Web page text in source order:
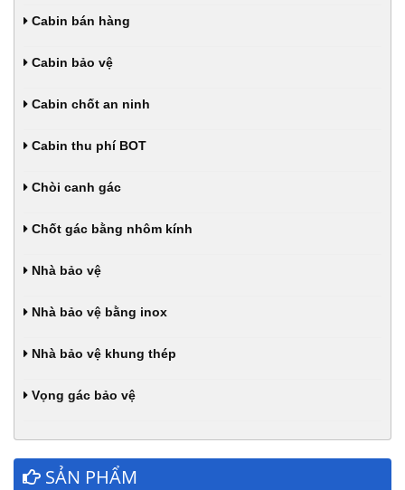
Cabin bán hàng
Cabin bảo vệ
Cabin chốt an ninh
Cabin thu phí BOT
Chòi canh gác
Chốt gác bằng nhôm kính
Nhà bảo vệ
Nhà bảo vệ bằng inox
Nhà bảo vệ khung thép
Vọng gác bảo vệ
SẢN PHẨM